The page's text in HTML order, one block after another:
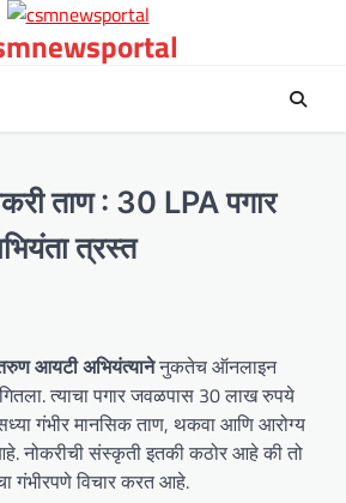
ताण : 30 LPA पगार
त्रस्त
आयटी अभियंत्यानेनुकतेच ऑनलाइन
त्याचा पगार जवळपास 30 लाख रुपये
सध्या गंभीर मानसिक ताण, थकवा आणि आरोग्य
नोकरीची संस्कृती इतकी कठोर आहे की तो
गंभीरपणे विचार करत आहे.